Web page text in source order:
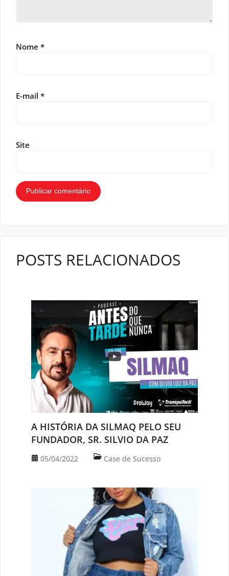
Nome *
E-mail *
Site
POSTS RELACIONADOS
A HISTÓRIA DA SILMAQ PELO SEU
FUNDADOR, SR. SILVIO DA PAZ
05/04/2022 Case de Sucesso